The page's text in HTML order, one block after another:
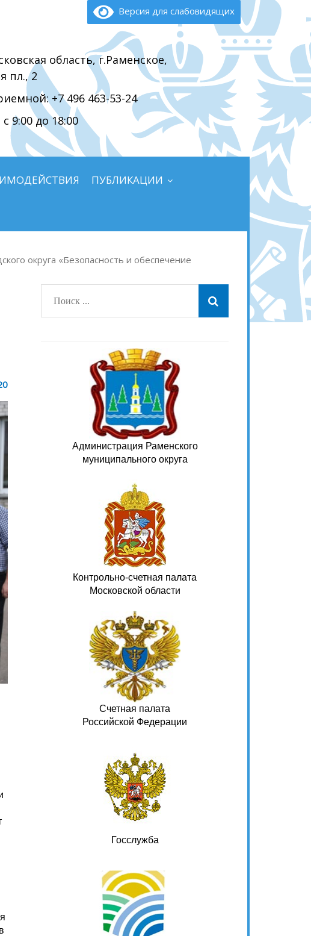
Версия для слабовидящих
область, г.Раменское,
пл., 2
+7 496 463-53-24
9:00 до 18:00
ПУБЛИКАЦИИ
округа «Безопасность и обеспечение
Администрация Раменского
муниципального округа
Контрольно-счетная палата
Московской области
Счетная палата
Российской Федерации
Госслужба